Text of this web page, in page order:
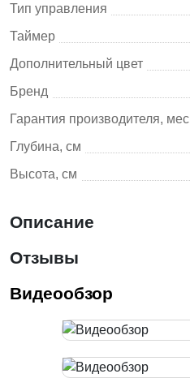
Тип управления
Таймер
Дополнительный цвет
Бренд
Гарантия производителя, мес
Глубина, см
Высота, см
Описание
Отзывы
Видеообзор